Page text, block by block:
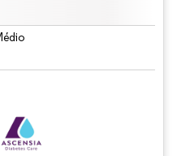
requer atribuição conforme CC BY 4.0.